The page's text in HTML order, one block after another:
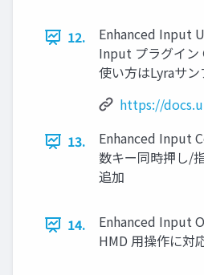
12.
Enhanced Input
Input プラグイ
使い方はLyraサ
https://
13.
Enhanced Input
数キー同時押し/
追加
14.
Enhanced Input
HMD 用操作に対